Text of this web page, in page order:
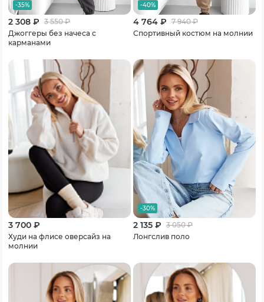
-35%
2 308 ₽ 3 550₽
Джоггеры без начеса с
карманами
-40%
4 764 ₽ 7 940₽
Спортивный костюм на молнии
3 700 ₽
Худи на флисе оверсайз на
молнии
-30%
2 135 ₽ 3 050₽
Лонгслив поло